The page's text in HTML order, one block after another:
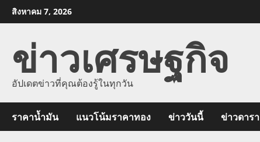
Skip
to
สิงหาคม 7, 2026
ข่าวเศรษฐกิจ
อัปเดตข่าวที่คุณต้องรู้ในทุกวัน
ราคาน้ำมัน แนวโน้มราคาทอง ข่าววันนี้ ข่าวดารา